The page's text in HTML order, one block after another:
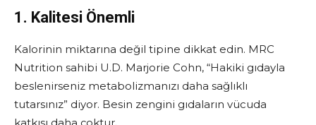
1. Kalitesi Önemli
Kalorinin miktarına değil tipine dikkat edin. MRC
Nutrition sahibi U.D. Marjorie Cohn, “Hakiki gıdayla
beslenirseniz metabolizmanızı daha sağlıklı
tutarsınız” diyor. Besin zengini gıdaların vücuda
katkısı daha çoktur.